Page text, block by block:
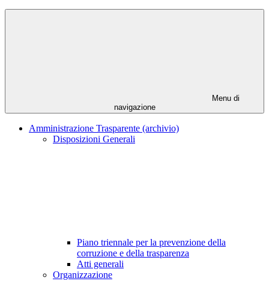
Menu di
navigazione
Amministrazione Trasparente (archivio)
Disposizioni Generali
Piano triennale per la prevenzione della
corruzione e della trasparenza
Atti generali
Organizzazione